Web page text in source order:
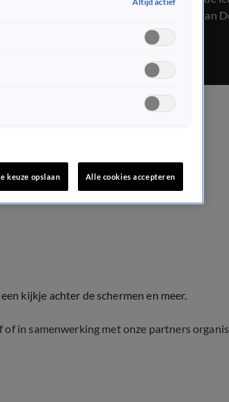
mee, óók Johan
kijkje achter de schermen en meer.
in samenwerking met onze partners
keuze opslaan Alle cookies accepteren